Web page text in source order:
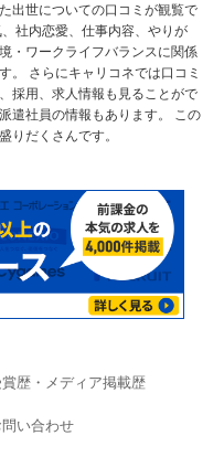
出世についての口コミが観覧で
社内恋愛、仕事内容、やりが
・ワークライフバランスに関係
。 さらにキャリコネでは口コミ
採用、求人情報も見ることがで
遣社員の情報もあります。 この
りだくさんです。
歴・メディア掲載歴
問い合わせ